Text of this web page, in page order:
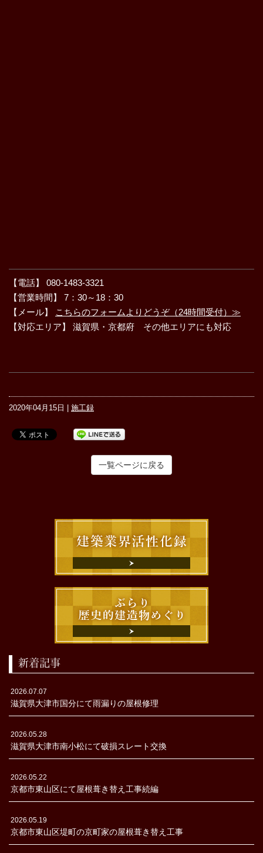
【電話】 080-1483-3321
【営業時間】 7：30～18：30
【メール】
こちらのフォームよりどうぞ（24時間受付）≫
【対応エリア】 滋賀県・京都府 その他エリアにも対応
2020年04月15日 | 施工録
一覧ページに戻る
新着記事
2026.07.07
滋賀県大津市国分にて雨漏りの屋根修理
2026.05.28
滋賀県大津市南小松にて破損スレート交換
2026.05.22
京都市東山区にて屋根葺き替え工事続編
2026.05.19
京都市東山区堤町の京町家の屋根葺き替え工事